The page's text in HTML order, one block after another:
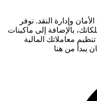
وإدارة النقد. نوفر
بالإضافة إلى ماكينات
معاملاتك المالية
يبدأ من هنا